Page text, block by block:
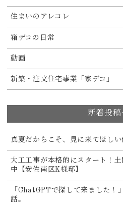
住まいのアレコレ
箱デコの日常
動画
新築・注文住宅事業「家デコ」
新着投稿
真夏だからこそ、見に来てほしい
大工工事が本格的にスタート！
中【安佐南区K様邸】
「ChatGPTで探して来ました！
話。